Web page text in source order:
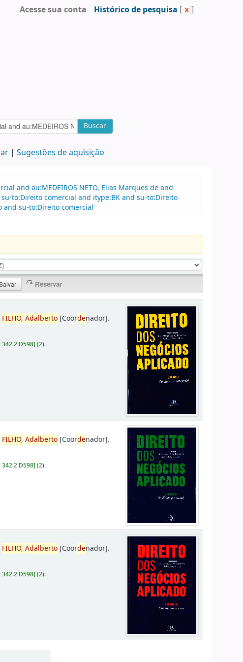
Acesse sua conta Histórico de pesquisa [ x ]
Buscar
Sugestões de aquisição
and au:MEDEIROS NETO, Elias Marques de and
su-to:Direito comercial and itype:BK and su-to:Direito
and su-to:Direito comercial'
FILHO, Adalberto [Coordenador].
342.2 D598](2).
FILHO, Adalberto [Coordenador].
342.2 D598](2).
FILHO, Adalberto [Coordenador].
342.2 D598](2).